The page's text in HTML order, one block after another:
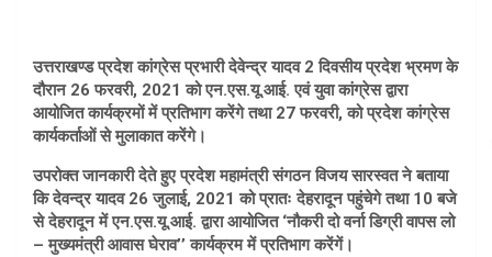
उत्तराखण्ड प्रदेश कांग्रेस प्रभारी देवेन्द्र यादव 2 दिवसीय प्रदेश भ्रमण के
दौरान 26 फरवरी, 2021 को एन.एस.यू.आई. एवं युवा कांग्रेस द्वारा
आयोजित कार्यक्रमों में प्रतिभाग करेंगे तथा 27 फरवरी, को प्रदेश कांग्रेस
कार्यकर्ताओं से मुलाकात करेंगे।
उपरोक्त जानकारी देते हुए प्रदेश महामंत्री संगठन विजय सारस्वत ने बताया
कि देवन्द्र यादव 26 जुलाई, 2021 को प्रातः देहरादून पहुंचेगे तथा 10 बजे
से देहरादून में एन.एस.यू.आई. द्वारा आयोजित ‘नौकरी दो वर्ना डिग्री वापस लो
– मुख्यमंत्री आवास घेराव’’ कार्यक्रम में प्रतिभाग करेंगें।